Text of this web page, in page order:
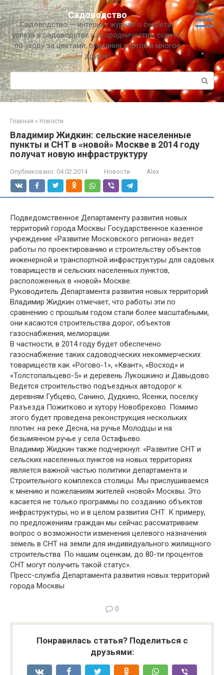
Перейти
к
контенту
Садоводство
Садоводство — интернет журнал о секретах
успеха в садоводстве и огородничестве, советы
по уходу за цветами, описания сортов и многое
другое!
Поиск:
Главная » Новости
Владимир Жидкин: сельские населенные
пункты и СНТ в «новой» Москве в 2014 году
получат новую инфраструктуру
Опубликовано: 04.02.2014 Новости Alex
Подведомственное Департаменту развития новых
территорий города Москвы Государственное казенное
учреждение «Развитие Московского региона» ведет
работы по проектированию и строительству объектов
инженерной и транспортной инфраструктуры для садовых
товариществ и сельских населенных пунктов,
расположенных в «новой» Москве.
Руководитель Департамента развития новых территорий
Владимир Жидкин отмечает, что работы эти по
сравнению с прошлым годом стали более масштабными,
они касаются строительства дорог, объектов
газоснабжения, мелиорации.
В частности, в 2014 году будет обеспечено
газоснабжение таких садоводческих некоммерческих
товариществ как «Рогово-1», «Квант», «Восход» и
«Толстопальцево-5» и деревень Лукошкино и Давыдово.
Ведется строительство подъездных автодорог к
деревням Губцево, Санино, Дудкино, Ясенки, поселку
Разъезда Пожитково и хутору Новобрехово. Помимо
этого будет проведена реконструкция нескольких
плотин: на реке Десна, на ручье Молодцы и на
безымянном ручье у села Остафьево.
Владимир Жидкин также подчеркнул: «Развитие СНТ и
сельских населенных пунктов на новых территориях
является важной частью политики департамента и
Строительного комплекса столицы. Мы прислушиваемся
к мнению и пожеланиям жителей «новой» Москвы. Это
касается не только программы по созданию объектов
инфраструктуры, но и в целом развития СНТ. К примеру,
по предложениям граждан мы сейчас рассматриваем
вопрос о возможности изменения целевого назначения
земель в СНТ на земли для индивидуального жилищного
строительства. По нашим оценкам, до 80-ти процентов
СНТ могут получить такой статус».
Пресс-служба Департамента развития новых территорий
города Москвы
0
Понравилась статья? Поделиться с
друзьями: